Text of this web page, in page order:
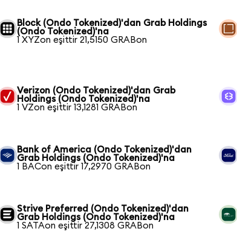
Block (Ondo Tokenized)'dan Grab Holdings
(Ondo Tokenized)'na
1 XYZon eşittir 21,5150 GRABon
Verizon (Ondo Tokenized)'dan Grab
Holdings (Ondo Tokenized)'na
1 VZon eşittir 13,1281 GRABon
Bank of America (Ondo Tokenized)'dan
Grab Holdings (Ondo Tokenized)'na
1 BACon eşittir 17,2970 GRABon
Strive Preferred (Ondo Tokenized)'dan
Grab Holdings (Ondo Tokenized)'na
1 SATAon eşittir 27,1308 GRABon